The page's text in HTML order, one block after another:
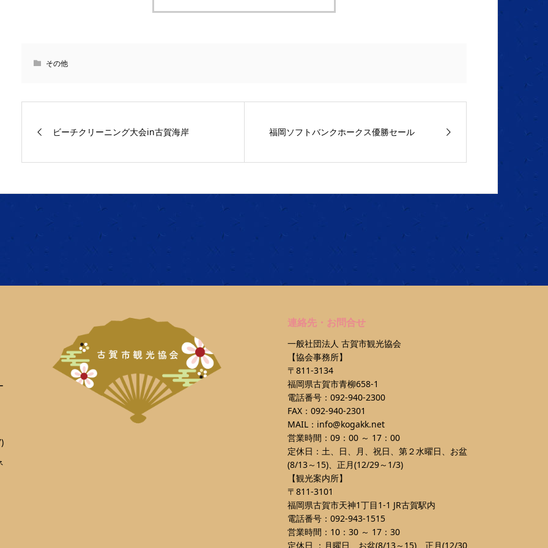
その他
ビーチクリーニング大会in古賀海岸 福岡ソフトバンクホークス優勝セール
連絡先・お問合せ
一般社団法人 古賀市観光協会
【協会事務所】
〒811-3134
福岡県古賀市青柳658-1
電話番号：092-940-2300
FAX：092-940-2301
MAIL：info@kogakk.net
営業時間：09：00 ～ 17：00
定休日：土、日、月、祝日、第２水曜日、お盆
(8/13～15)、正月(12/29～1/3)
【観光案内所】
〒811-3101
福岡県古賀市天神1丁目1-1 JR古賀駅内
電話番号：092-943-1515
営業時間：10：30 ～ 17：30
定休日 ：月曜日、お盆(8/13～15)、正月(12/30